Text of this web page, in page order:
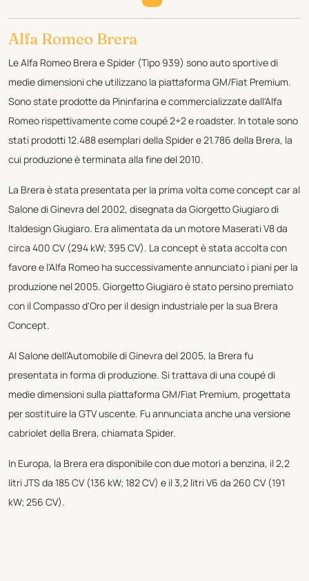
Alfa Romeo Brera
Le Alfa Romeo Brera e Spider (Tipo 939) sono auto sportive di
medie dimensioni che utilizzano la piattaforma GM/Fiat Premium.
Sono state prodotte da Pininfarina e commercializzate dall'Alfa
Romeo rispettivamente come coupé 2+2 e roadster. In totale sono
stati prodotti 12.488 esemplari della Spider e 21.786 della Brera, la
cui produzione è terminata alla fine del 2010.
La Brera è stata presentata per la prima volta come concept car al
Salone di Ginevra del 2002, disegnata da Giorgetto Giugiaro di
Italdesign Giugiaro. Era alimentata da un motore Maserati V8 da
circa 400 CV (294 kW; 395 CV). La concept è stata accolta con
favore e l'Alfa Romeo ha successivamente annunciato i piani per la
produzione nel 2005. Giorgetto Giugiaro è stato persino premiato
con il Compasso d'Oro per il design industriale per la sua Brera
Concept.
Al Salone dell'Automobile di Ginevra del 2005, la Brera fu
presentata in forma di produzione. Si trattava di una coupé di
medie dimensioni sulla piattaforma GM/Fiat Premium, progettata
per sostituire la GTV uscente. Fu annunciata anche una versione
cabriolet della Brera, chiamata Spider.
In Europa, la Brera era disponibile con due motori a benzina, il 2,2
litri JTS da 185 CV (136 kW; 182 CV) e il 3,2 litri V6 da 260 CV (191
kW; 256 CV).